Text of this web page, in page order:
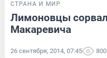
СТРАНА И МИР
Лимоновцы
Макаревича
26 сентября, 2014, 07:45 800